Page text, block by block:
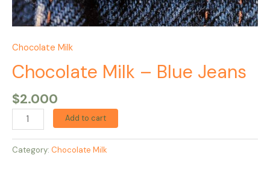
Chocolate Milk
Chocolate Milk – Blue Jeans
$2.000
Add to cart
Category: Chocolate Milk